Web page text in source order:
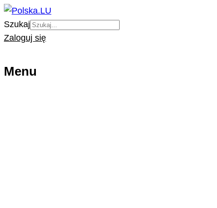
Szukaj
Zaloguj się
Menu